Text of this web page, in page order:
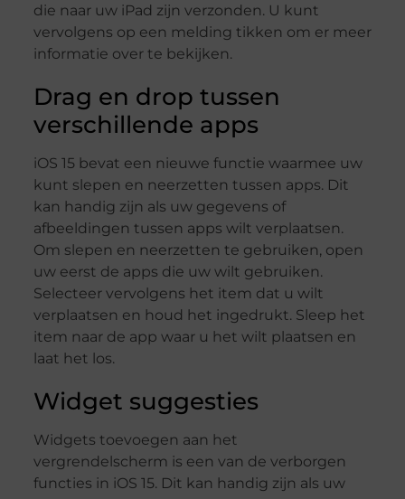
die naar uw iPad zijn verzonden. U kunt
vervolgens op een melding tikken om er meer
informatie over te bekijken.
Drag en drop tussen
verschillende apps
iOS 15 bevat een nieuwe functie waarmee uw
kunt slepen en neerzetten tussen apps. Dit
kan handig zijn als uw gegevens of
afbeeldingen tussen apps wilt verplaatsen.
Om slepen en neerzetten te gebruiken, open
uw eerst de apps die uw wilt gebruiken.
Selecteer vervolgens het item dat u wilt
verplaatsen en houd het ingedrukt. Sleep het
item naar de app waar u het wilt plaatsen en
laat het los.
Widget suggesties
Widgets toevoegen aan het
vergrendelscherm is een van de verborgen
functies in iOS 15. Dit kan handig zijn als uw